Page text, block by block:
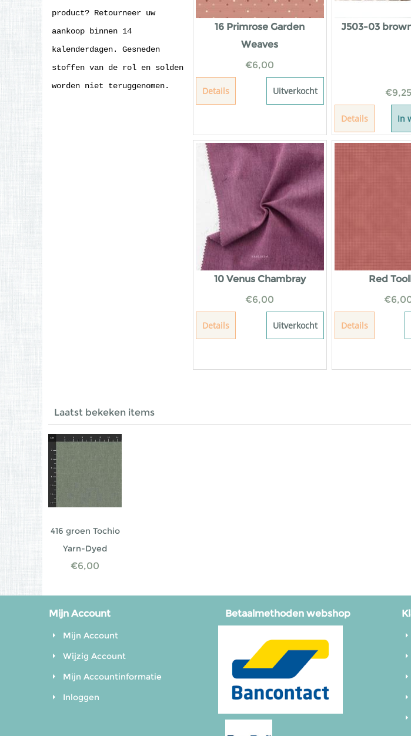
product? Retourneer uw
aankoop binnen 14
kalenderdagen. Gesneden
stoffen van de rol en solden
worden niet teruggenomen.
16 Primrose Garden
Weaves
€6,00
Details Uitverkocht
J503-03
€9,25
Details In
10 Venus Chambray
€6,00
Details Uitverkocht
Red
€
Details
Laatst bekeken items
416 groen Tochio
Yarn-Dyed
€6,00
Mijn Account
Mijn Account
Wijzig Account
Mijn Accountinformatie
Inloggen
Betaalmethoden webshop